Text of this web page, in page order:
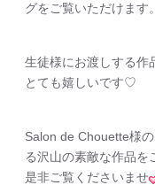
グをご覧いただけます。
生徒様にお渡しする作
とても嬉しいです♡
Salon de Chouette様
る沢山の素敵な作品を
是非ご覧くださいませ